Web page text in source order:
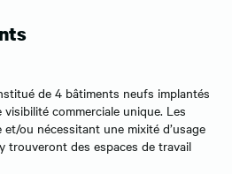
de 4 bâtiments neufs implantés
commerciale unique. Les
ou nécessitant une mixité d’usage
trouveront des espaces de travail